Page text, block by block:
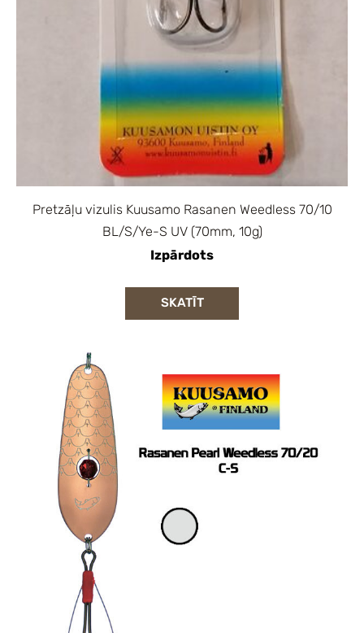
Pretzāļu vizulis Kuusamo Rasanen Weedless 70/10
BL/S/Ye-S UV (70mm, 10g)
Izpārdots
SKATĪT